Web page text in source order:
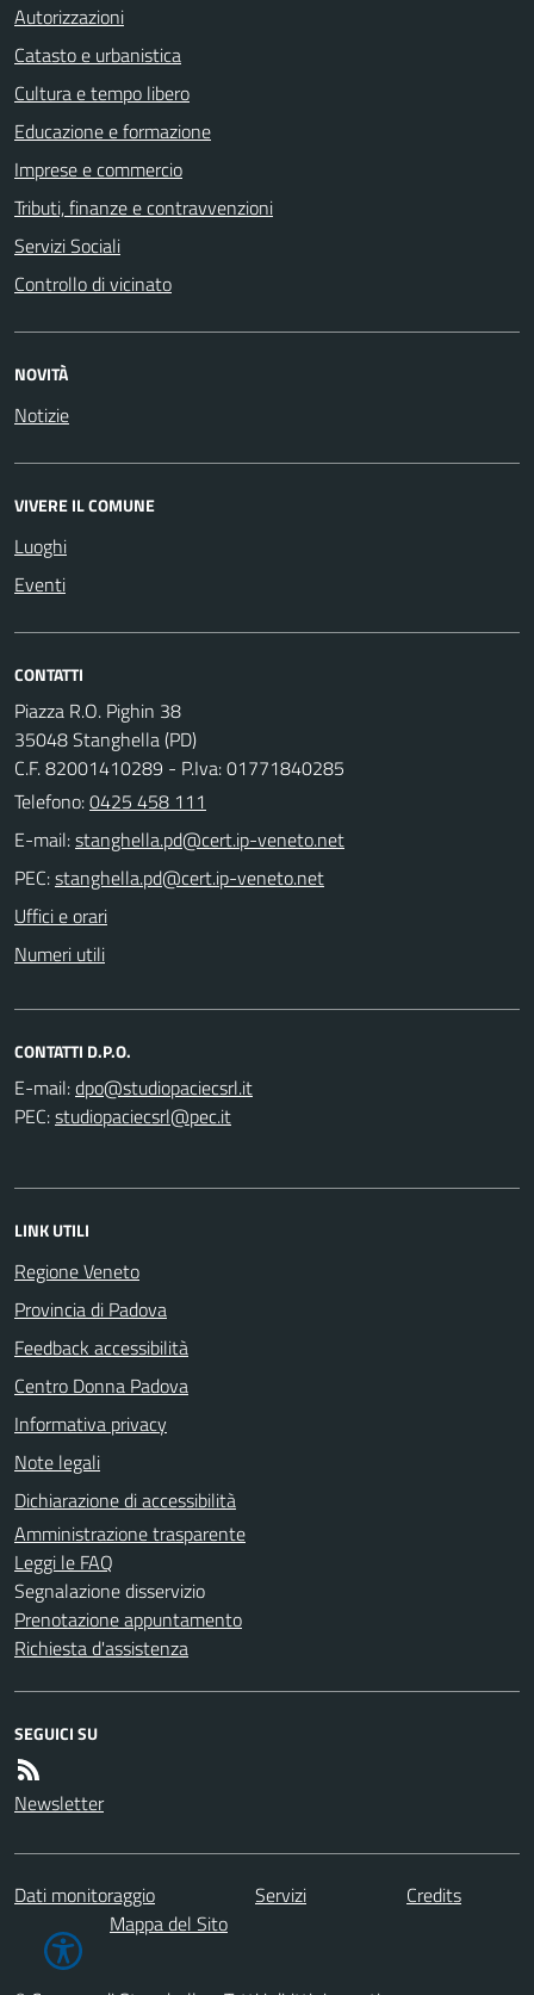
Autorizzazioni
Catasto e urbanistica
Cultura e tempo libero
Educazione e formazione
Imprese e commercio
Tributi, finanze e contravvenzioni
Servizi Sociali
Controllo di vicinato
NOVITÀ
Notizie
VIVERE IL COMUNE
Luoghi
Eventi
CONTATTI
Piazza R.O. Pighin 38
35048 Stanghella (PD)
C.F. 82001410289 - P.Iva: 01771840285
Telefono:0425 458 111
E-mail:
PEC:
Uffici e orari
Numeri utili
CONTATTI D.P.O.
E-mail:
PEC:
LINK UTILI
Regione Veneto
Provincia di Padova
Feedback accessibilità
Centro Donna Padova
Informativa privacy
Note legali
Dichiarazione di accessibilità
Amministrazione trasparente
Leggi le FAQ
Segnalazione disservizio
Prenotazione appuntamento
Richiesta d'assistenza
SEGUICI SU
Newsletter
Dati monitoraggio Servizi
Credits
Mappa del Sito